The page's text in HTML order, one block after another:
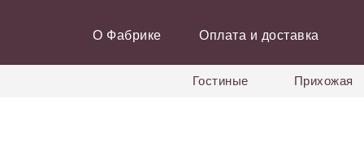
О Фабрике Оплата и доставка
Гостиные Прихожая